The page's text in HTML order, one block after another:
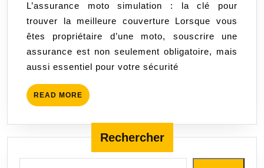
moto
grâce
à
la
simulation
en
ligne
L’assurance moto simulation : la clé pour
trouver la meilleure couverture Lorsque vous
êtes propriétaire d’une moto, souscrire une
assurance est non seulement obligatoire, mais
aussi essentiel pour votre sécurité
READ MORE READ
MORE
Rechercher